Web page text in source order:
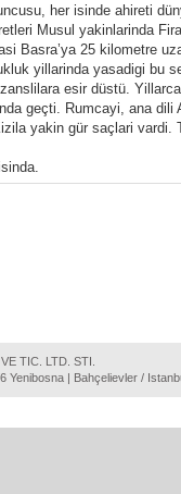
her isinde ahireti
Musul yakinlarinda
Basra’ya 25 kilometre
yillarinda yasadigi bu
esir düstü.
geçti. Rumcayi, ana dili
yakin gür saçlari vardi.
TIC. LTD. STI.
Yenibosna | Bahçelievler /